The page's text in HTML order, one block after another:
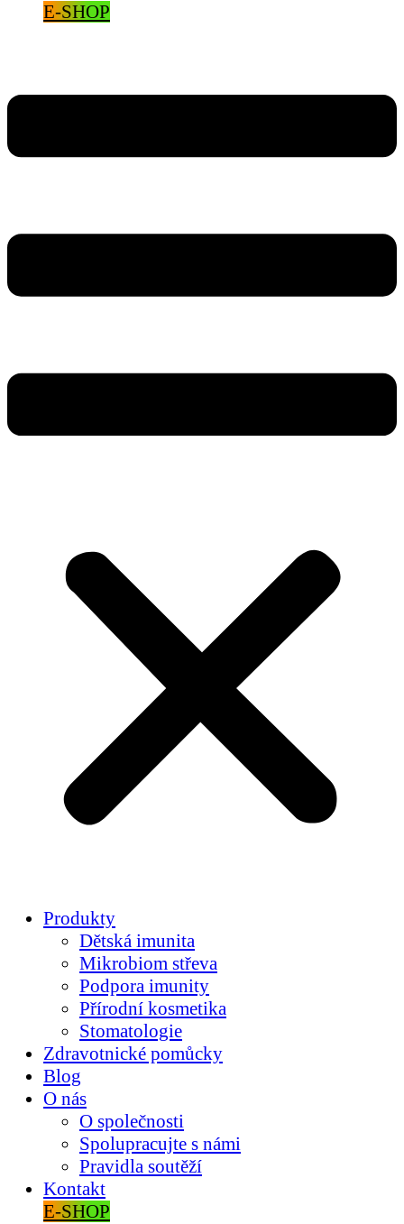
E-SHOP
Produkty
Dětská imunita
Mikrobiom střeva
Podpora imunity
Přírodní kosmetika
Stomatologie
Zdravotnické pomůcky
Blog
O nás
O společnosti
Spolupracujte s námi
Pravidla soutěží
Kontakt
E-SHOP